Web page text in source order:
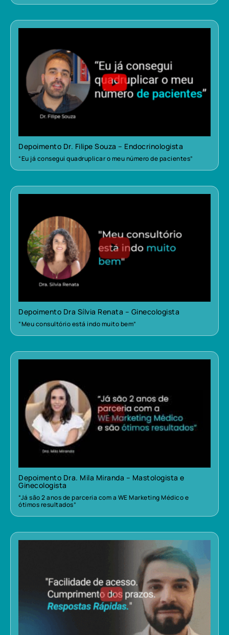
Depoimento Dr. Filipe Souza – Endocrinologista
“Eu já consegui quadruplicar o meu número de pacientes”
Depoimento Dra Sílvia Renata – Ginecologista
“Meu consultório está indo muito bem”
Depoimento Dra. Mila Miranda – Mastologista e
Ginecologista
“Já são 2 anos de parceria com a WE Marketing Médico e
ótimos resultados”